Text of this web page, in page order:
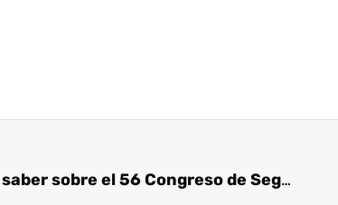
Lo que debe saber sobre el 56 Congreso de Seguridad, Salud y Ambiente